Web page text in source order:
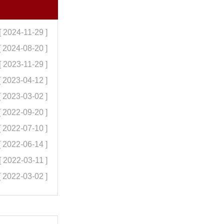
2024-11-29 ]
2024-08-20 ]
2023-11-29 ]
2023-04-12 ]
2023-03-02 ]
2022-09-20 ]
2022-07-10 ]
2022-06-14 ]
2022-03-11 ]
2022-03-02 ]